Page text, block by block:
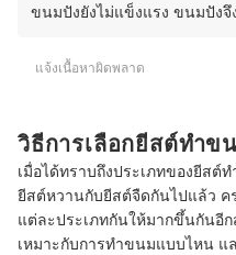
ขนมปังยังไม่แข็งแรง ขนมปัง
แจ้งเนื้อหาผิดพลาด
วิธีการเลือกยีสต์ทำข
เมื่อได้ทราบถึงประเภทของยีสต์
ยีสต์หวานกับยีสต์จืดกันไปแล้ว ค
แต่ละประเภทกันให้มากขึ้นกันอี
เหมาะกับการทำขนมแบบไหน แ